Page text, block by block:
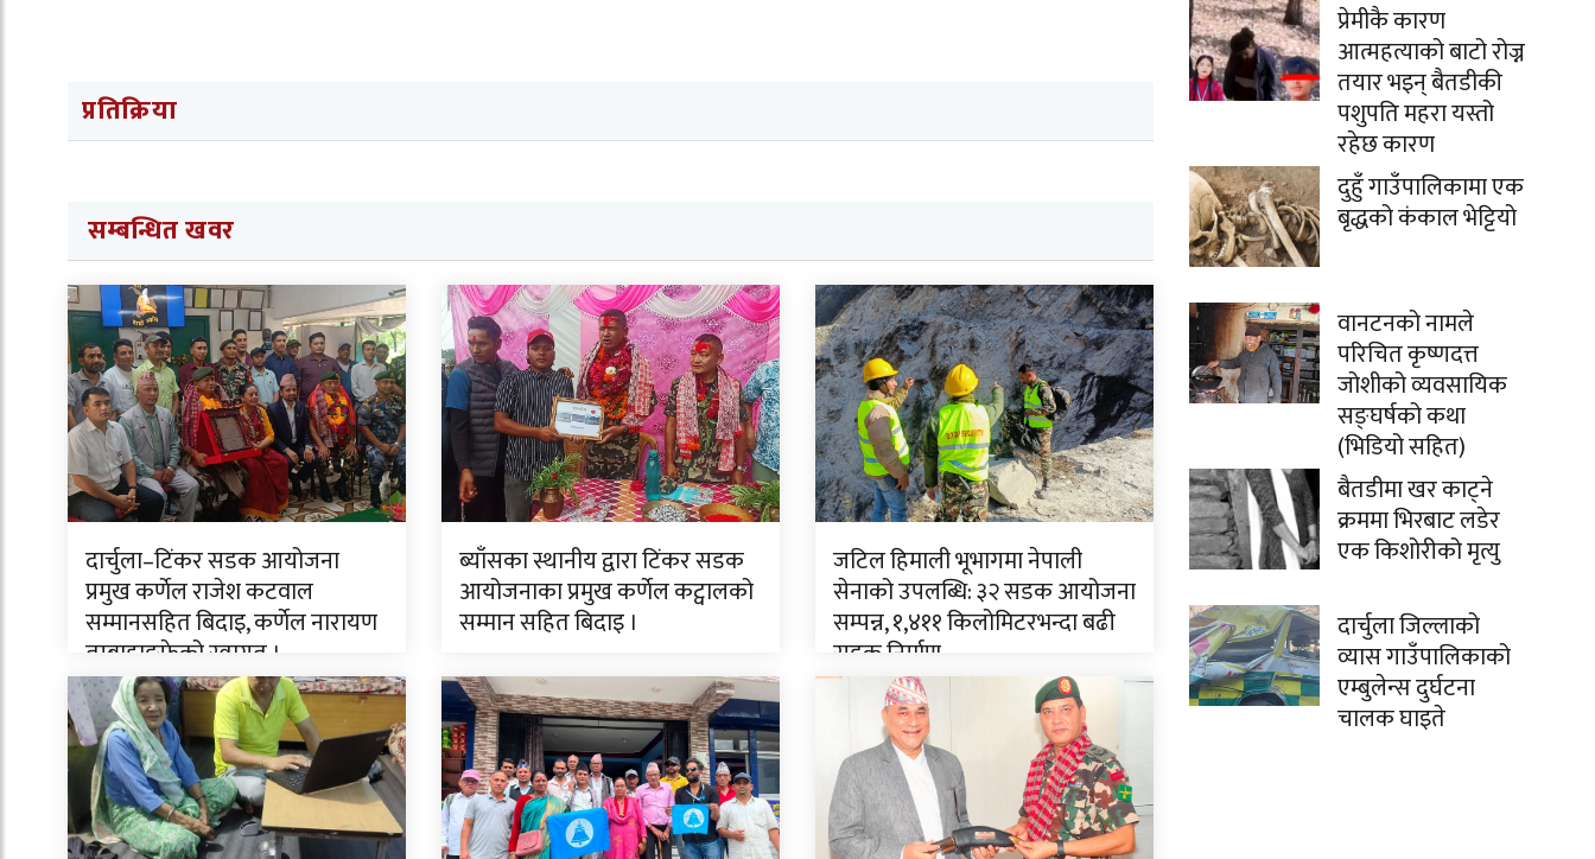
प्रतिक्रिया
सम्बन्धित खवर
दार्चुला–टिंकर सडक आयोजना
प्रमुख कर्णेल राजेश कटवाल
सम्मानसहित बिदाइ, कर्णेल नारायण
तुम्बाहाङफेको स्वागत ।
ब्याँसका स्थानीय द्वारा टिंकर सडक
आयोजनाका प्रमुख कर्णेल कट्वालको
सम्मान सहित बिदाइ ।
जटिल हिमाली भूभागमा नेपाली
सेनाको उपलब्धि: ३२ सडक आयोजना
सम्पन्न, १,४११ किलोमिटरभन्दा बढी
सडक निर्माण
प्रेमीकै कारण
आत्महत्याको बाटो रोज्न
तयार भइन् बैतडीकी
पशुपति महरा यस्तो
रहेछ कारण
दुहुँ गाउँपालिकामा एक
बृद्धको कंकाल भेट्टियो
वानटनको नामले
परिचित कृष्णदत्त
जोशीको व्यवसायिक
सङ्घर्षको कथा
(भिडियो सहित)
बैतडीमा खर काट्ने
क्रममा भिरबाट लडेर
एक किशोरीको मृत्यु
दार्चुला जिल्लाको
व्यास गाउँपालिकाको
एम्बुलेन्स दुर्घटना
चालक घाइते